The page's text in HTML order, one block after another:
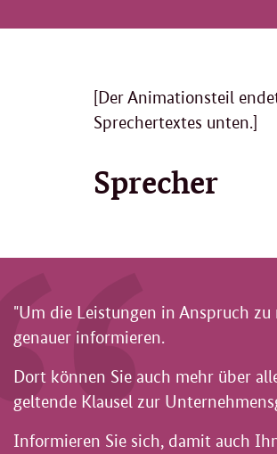
[Der Animationsteil
Sprechertextes unten.]
Sprecher
"Um die Leistungen in Anspruch
genauer informieren.
Dort können Sie auch mehr über
geltende Klausel zur
Informieren Sie sich, damit auch